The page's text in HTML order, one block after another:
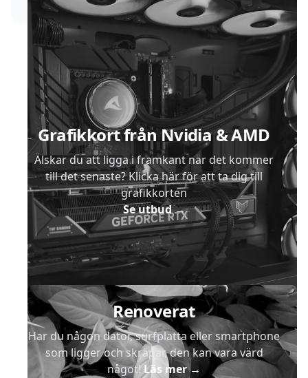
Grafikkort från Nvidia & AMD
Älskar du att ligga i framkant när det kommer
till det senaste? Klicka här för att ta dig till
grafikkorten
Se utbud→
Renoverat
Har du någon dator, surfplatta eller smartphone
som ligger och skräpar, den kan vara värd
något!Läs mer→